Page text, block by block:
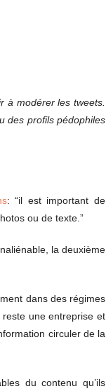
à modérer les tweets.
des profils pédophiles
: “il est important de
ou de texte.”
la deuxième
dans des régimes
reste une entreprise et
circuler de la
du contenu qu’ils